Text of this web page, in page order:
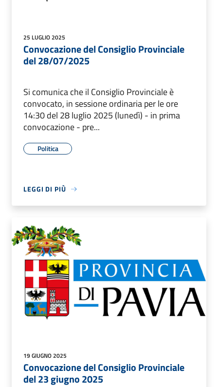
25 LUGLIO 2025
Convocazione del Consiglio Provinciale
del 28/07/2025
Si comunica che il Consiglio Provinciale è
convocato, in sessione ordinaria per le ore
14:30 del 28 luglio 2025 (lunedì) - in prima
convocazione - pre...
Politica
LEGGI DI PIÙ
19 GIUGNO 2025
Convocazione del Consiglio Provinciale
del 23 giugno 2025